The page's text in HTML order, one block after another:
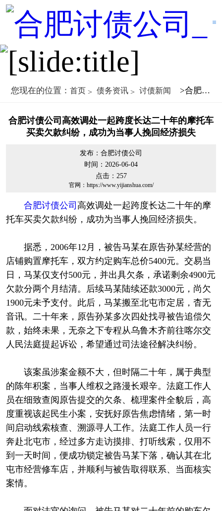
您现在的位置： 首页 债务资讯 讨债新闻 >合肥讨债公司高效调处一起跨度长达二十年的摩托车买卖欠款纠纷，成功为当事人挽回经济损失
合肥讨债公司高效调处一起跨度长达二十年的摩托车
买卖欠款纠纷，成功为当事人挽回经济损失
发布：合肥讨债公司
时间：2026-06-04
点击： 257
官网：https://www.yijianshua.com/
合肥讨债公司 高效调处一起跨度长达二十年的摩
托车买卖欠款纠纷，成功为当事人挽回经济损失。
据悉，2006年12月，被告马某在原告孙某经营的
店铺购置摩托车，双方约定购车总价5400元。交易当
日，马某仅支付500元，并出具欠条，承诺剩余4900元
欠款分两个月结清。后续马某陆续还款3000元，尚欠
1900元未予支付。此后，马某搬至北屯市定居，杳无
音讯。二十年来，原告孙某多次四处找寻被告追偿欠
款，始终未果，无奈之下专程从乌鲁木齐前往喀尔交
人民法庭提起诉讼，希望通过司法途径解决纠纷。
该案虽涉案金额不大，但时隔二十年，属于典型
的陈年积案，当事人维权之路漫长艰辛。法庭工作人
员在细致查阅原告提交的欠条、梳理案件全貌后，高
度重视该起民生小案，安抚好原告焦虑情绪，第一时
间启动线索核查、溯源寻人工作。法庭工作人员一行
奔赴北屯市，经过多方走访摸排、打听线索，仅用不
到一天时间，便成功锁定被告马某下落，确认其在北
屯市经营修车店，并顺利与被告取得联系、当面核实
案情。